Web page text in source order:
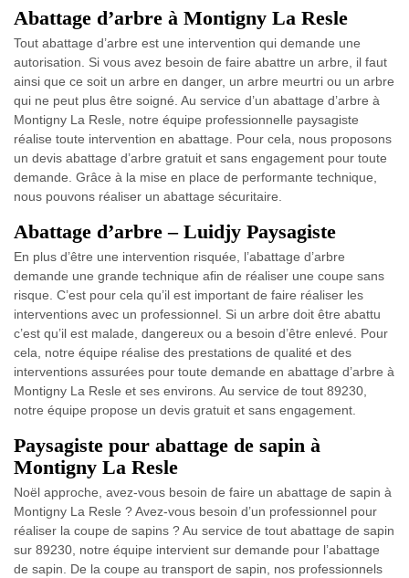
Abattage d’arbre à Montigny La Resle
Tout abattage d’arbre est une intervention qui demande une
autorisation. Si vous avez besoin de faire abattre un arbre, il faut
ainsi que ce soit un arbre en danger, un arbre meurtri ou un arbre
qui ne peut plus être soigné. Au service d’un abattage d’arbre à
Montigny La Resle, notre équipe professionnelle paysagiste
réalise toute intervention en abattage. Pour cela, nous proposons
un devis abattage d’arbre gratuit et sans engagement pour toute
demande. Grâce à la mise en place de performante technique,
nous pouvons réaliser un abattage sécuritaire.
Abattage d’arbre – Luidjy Paysagiste
En plus d’être une intervention risquée, l’abattage d’arbre
demande une grande technique afin de réaliser une coupe sans
risque. C’est pour cela qu’il est important de faire réaliser les
interventions avec un professionnel. Si un arbre doit être abattu
c’est qu’il est malade, dangereux ou a besoin d’être enlevé. Pour
cela, notre équipe réalise des prestations de qualité et des
interventions assurées pour toute demande en abattage d’arbre à
Montigny La Resle et ses environs. Au service de tout 89230,
notre équipe propose un devis gratuit et sans engagement.
Paysagiste pour abattage de sapin à
Montigny La Resle
Noël approche, avez-vous besoin de faire un abattage de sapin à
Montigny La Resle ? Avez-vous besoin d’un professionnel pour
réaliser la coupe de sapins ? Au service de tout abattage de sapin
sur 89230, notre équipe intervient sur demande pour l’abattage
de sapin. De la coupe au transport de sapin, nos professionnels